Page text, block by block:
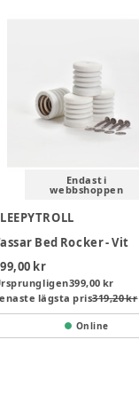
Endast i
webbshoppen
Bed Rocker - Vit
kr
399,00 kr
lägsta pris319,20 kr
Online